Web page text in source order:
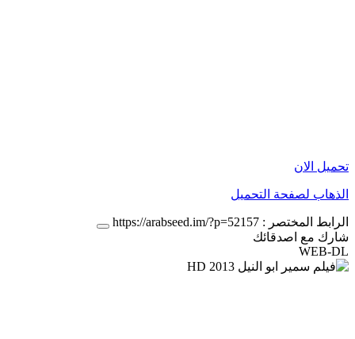
تحميل الان
الذهاب لصفحة التحميل
الرابط المختصر : https://arabseed.im/?p=52157
شارك مع اصدقائك
WEB-DL